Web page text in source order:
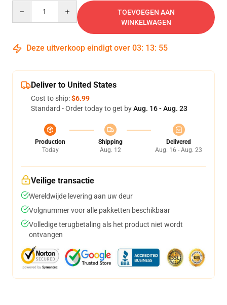
TOEVOEGEN AAN
WINKELWAGEN
Deze uitverkoop eindigt over 03: 13: 54
Deliver to United States
Cost to ship:$6.99
Standard - Order today to get byAug. 16 - Aug. 23
Production
Today
Shipping
Aug. 12
Delivered
Aug. 16 - Aug. 23
Veilige transactie
Wereldwijde levering aan uw deur
Volgnummer voor alle pakketten beschikbaar
Volledige terugbetaling als het product niet wordt
ontvangen